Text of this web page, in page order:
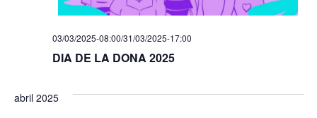
DIA DE LA DONA 2025
03/03/2025-08:00/31/03/2025-17:00
abril 2025